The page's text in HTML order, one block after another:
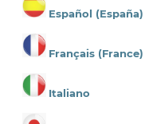
Español (España)
Français (France)
Italiano